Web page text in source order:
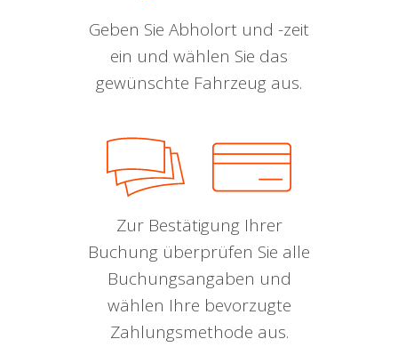
Geben Sie Abholort und -zeit
ein und wählen Sie das
gewünschte Fahrzeug aus.
Zur Bestätigung Ihrer
Buchung überprüfen Sie alle
Buchungsangaben und
wählen Ihre bevorzugte
Zahlungsmethode aus.